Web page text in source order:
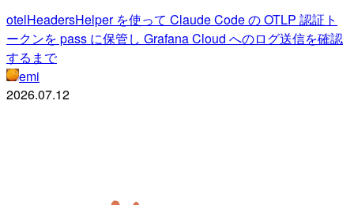
otelHeadersHelper を使って Claude Code の OTLP 認証ト
ークンを pass に保管し Grafana Cloud へのログ送信を確認
するまで
emi
2026.07.12